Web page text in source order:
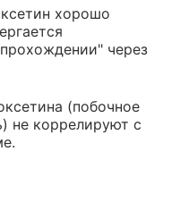
хорошо
через
(побочное
не коррелируют с